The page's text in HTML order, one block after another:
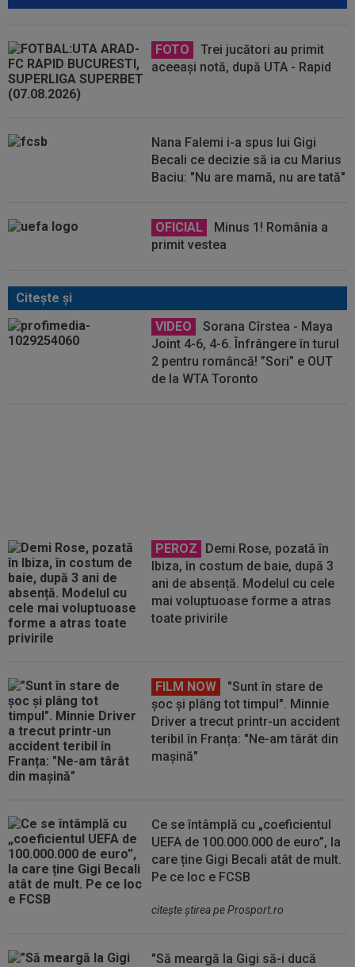
FOTO
Trei jucători au primit
aceeași notă, după UTA - Rapid
Nana Falemi i-a spus lui Gigi
Becali ce decizie să ia cu Marius
Baciu: "Nu are mamă, nu are tată"
OFICIAL
Minus 1! România a
primit vestea
Citeşte şi
VIDEO
Sorana Cîrstea - Maya
Joint 4-6, 4-6. Înfrângere în turul
2 pentru româncă! ”Sori” e OUT
de la WTA Toronto
PEROZ
Demi Rose, pozată în
Ibiza, în costum de baie, după 3
ani de absență. Modelul cu cele
mai voluptuoase forme a atras
toate privirile
FILM NOW
"Sunt în stare de
șoc și plâng tot timpul". Minnie
Driver a trecut printr-un accident
teribil în Franța: "Ne-am târât din
mașină"
Ce se întâmplă cu „coeficientul
UEFA de 100.000.000 de euro”, la
care ține Gigi Becali atât de mult.
Pe ce loc e FCSB
citeşte ştirea pe Prosport.ro
"Să meargă la Gigi să-i ducă